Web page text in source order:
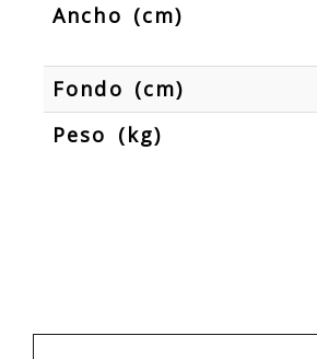
Ancho (cm)
Fondo (cm)
Peso (kg)